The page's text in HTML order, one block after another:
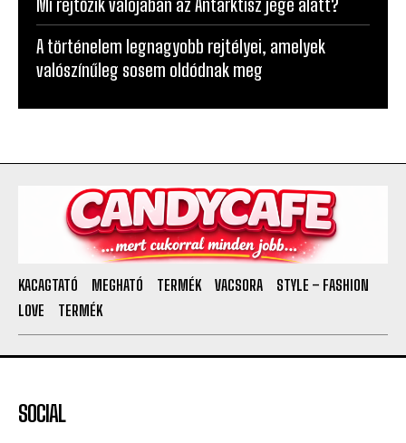
A történelem legnagyobb rejtélyei, amelyek
valószínűleg sosem oldódnak meg
MEGHATÓ VACSORA
STYLE – FASHION
LOVE
TERMÉK